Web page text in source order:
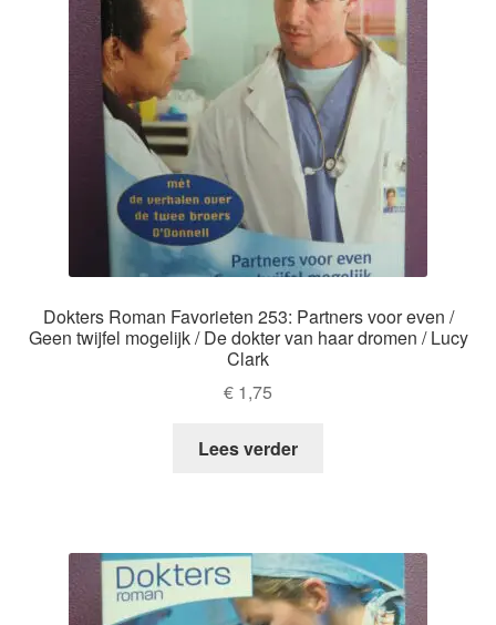
Dokters Roman Favorieten 253: Partners voor even /
Geen twijfel mogelijk / De dokter van haar dromen / Lucy
Clark
€ 1,75
Lees verder